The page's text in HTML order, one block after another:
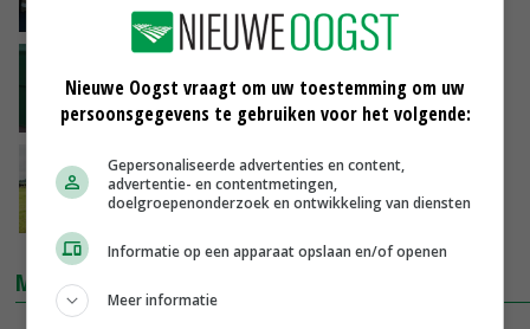
10-02-2018
onverteerbaar'
09-02-2018
Het I&R-systeem lokt fraude uit
09-02-2018
MARKTPRIJZEN
Nieuwe Oogst vraagt om uw toestemming om uw
persoonsgegevens te gebruiken voor het volgende:
Gepersonaliseerde advertenties en content,
advertentie- en contentmetingen,
doelgroepenonderzoek en ontwikkeling van diensten
Informatie op een apparaat opslaan en/of openen
Meer informatie